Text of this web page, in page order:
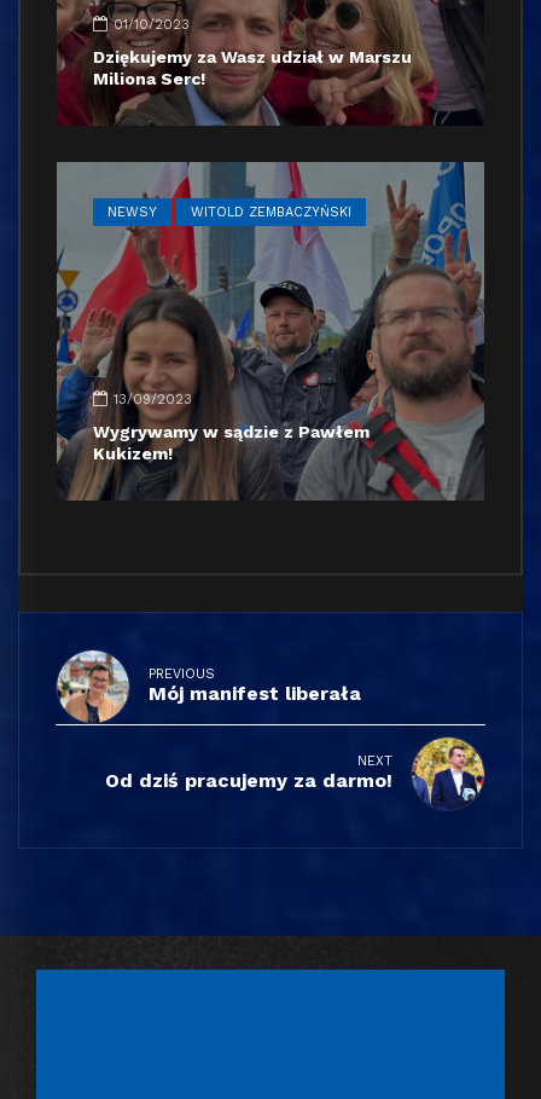
01/10/2023
Dziękujemy za Wasz udział w Marszu
Miliona Serc!
NEWSY WITOLD ZEMBACZYŃSKI
13/09/2023
Wygrywamy w sądzie z Pawłem
Kukizem!
PREVIOUS
Mój manifest liberała
NEXT
Od dziś pracujemy za darmo!